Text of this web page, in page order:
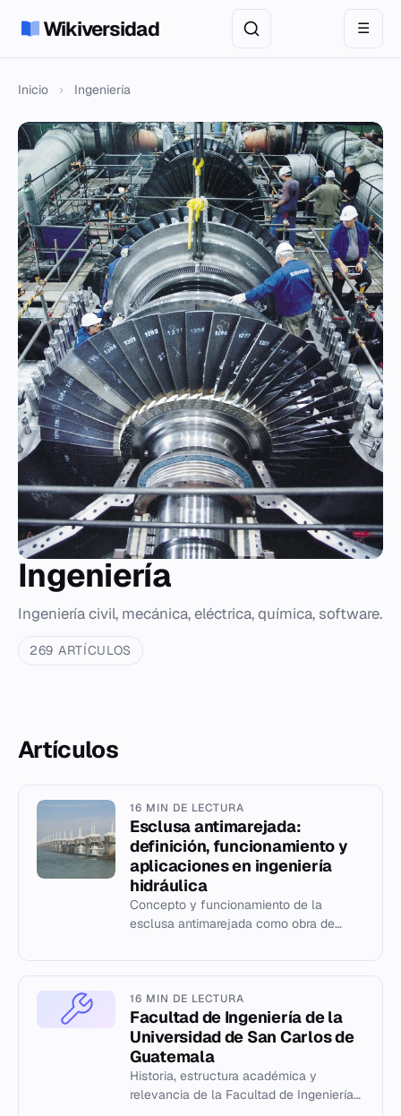
Wikiversidad ☰
Inicio › Ingeniería
Ingeniería
Ingeniería civil, mecánica, eléctrica, química, software.
269 ARTÍCULOS
Artículos
16 MIN DE LECTURA
Esclusa antimarejada:
definición, funcionamiento y
aplicaciones en ingeniería
hidráulica
Concepto y funcionamiento de la
esclusa antimarejada como obra de
16 MIN DE LECTURA
Facultad de Ingeniería de la
Universidad de San Carlos de
Guatemala
Historia, estructura académica y
relevancia de la Facultad de Ingeniería